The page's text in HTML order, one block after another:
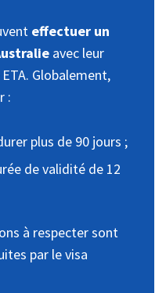
effectuer un
avec leur
Globalement,
:
plus de 90 jours ;
de validité de 12
à respecter sont
par le visa